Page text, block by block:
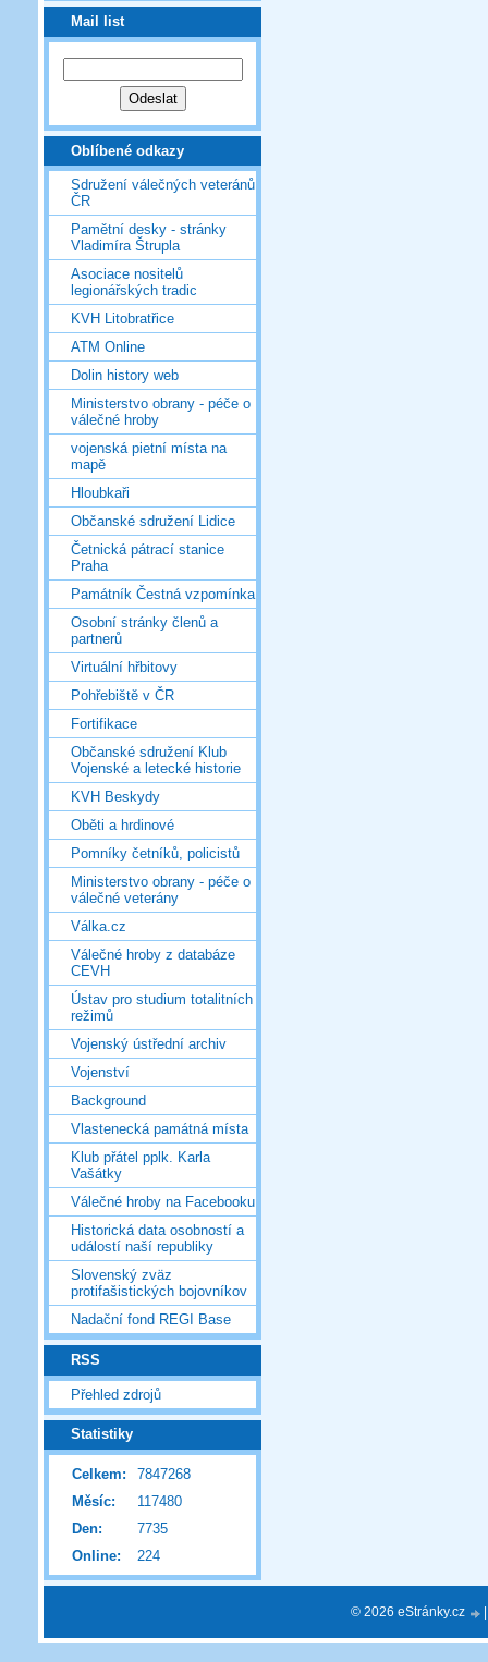
Mail list
Oblíbené odkazy
Sdružení válečných veteránů
ČR
Pamětní desky - stránky
Vladimíra Štrupla
Asociace nositelů
legionářských tradic
KVH Litobratřice
ATM Online
Dolin history web
Ministerstvo obrany - péče o
válečné hroby
vojenská pietní místa na
mapě
Hloubkaři
Občanské sdružení Lidice
Četnická pátrací stanice
Praha
Památník Čestná vzpomínka
Osobní stránky členů a
partnerů
Virtuální hřbitovy
Pohřebiště v ČR
Fortifikace
Občanské sdružení Klub
Vojenské a letecké historie
KVH Beskydy
Oběti a hrdinové
Pomníky četníků, policistů
Ministerstvo obrany - péče o
válečné veterány
Válka.cz
Válečné hroby z databáze
CEVH
Ústav pro studium totalitních
režimů
Vojenský ústřední archiv
Vojenství
Background
Vlastenecká památná místa
Klub přátel pplk. Karla
Vašátky
Válečné hroby na Facebooku
Historická data osobností a
událostí naší republiky
Slovenský zväz
protifašistických bojovníkov
Nadační fond REGI Base
RSS
Přehled zdrojů
Statistiky
Online: 224
Celkem:
7847268
Měsíc:
117480
Den:
7735
© 2026 eStránky.cz